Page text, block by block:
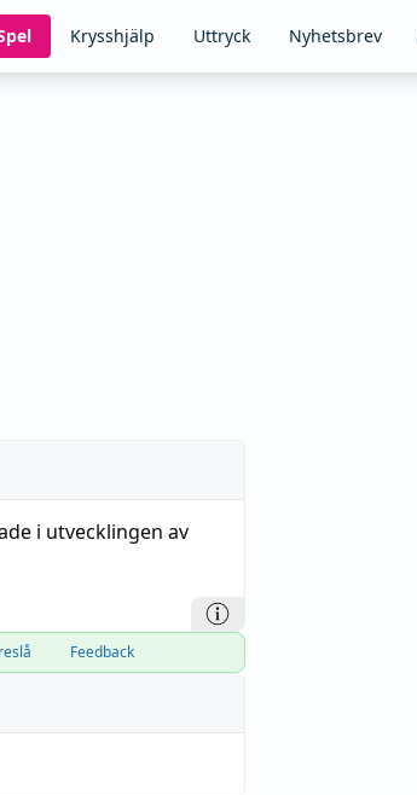
Krysshjälp Uttryck Nyhetsbrev
i utvecklingen av
Feedback